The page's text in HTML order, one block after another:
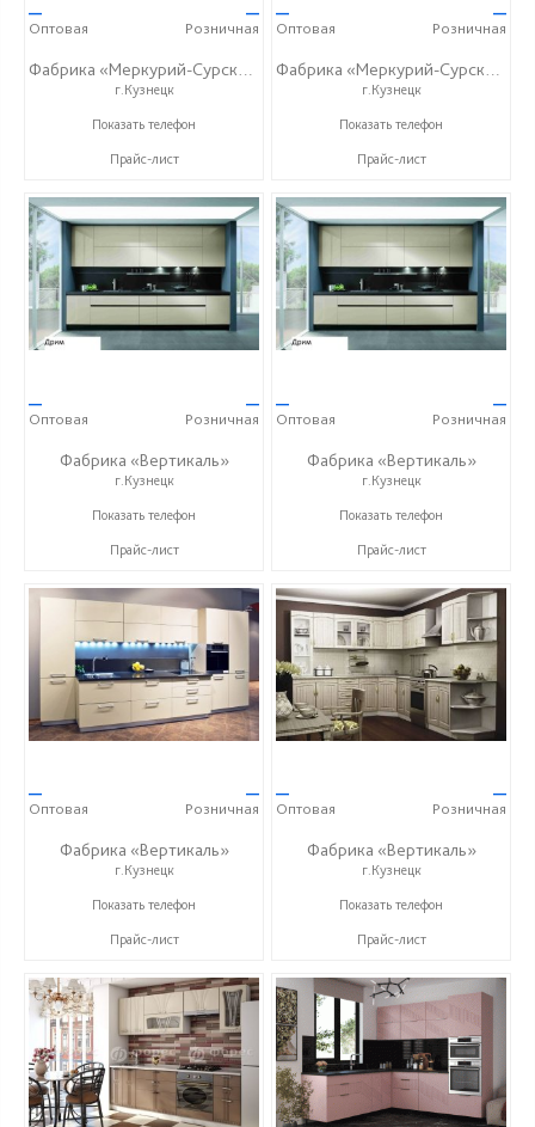
—
Оптовая
—
Розничная
Фабрика «Меркурий-Сурский»
г.Кузнецк
+7 (8415) 73-05-06
Показать телефон
Прайс-лист
—
Оптовая
—
Розничная
Фабрика «Меркурий-Сурский»
г.Кузнецк
+7 (8415) 73-05-06
Показать телефон
Прайс-лист
—
Оптовая
—
Розничная
Фабрика «Вертикаль»
г.Кузнецк
+7 (927) 38-059-88
Показать телефон
Прайс-лист
—
Оптовая
—
Розничная
Фабрика «Вертикаль»
г.Кузнецк
+7 (927) 38-059-88
Показать телефон
Прайс-лист
—
Оптовая
—
Розничная
Фабрика «Вертикаль»
г.Кузнецк
+7 (927) 38-059-88
Показать телефон
Прайс-лист
—
Оптовая
—
Розничная
Фабрика «Вертикаль»
г.Кузнецк
+7 (927) 38-059-88
Показать телефон
Прайс-лист